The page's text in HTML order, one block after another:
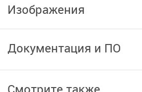
Изображения
Документация и ПО